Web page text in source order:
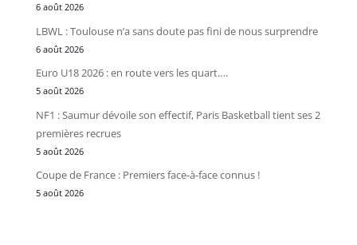
6 août 2026
LBWL : Toulouse n’a sans doute pas fini de nous surprendre
6 août 2026
Euro U18 2026 : en route vers les quart….
5 août 2026
NF1 : Saumur dévoile son effectif, Paris Basketball tient ses 2
premières recrues
5 août 2026
Coupe de France : Premiers face-à-face connus !
5 août 2026